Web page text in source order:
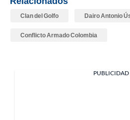
Clan del Golfo Dairo Antonio
Conflicto Armado Colombia
PUBLICIDAD